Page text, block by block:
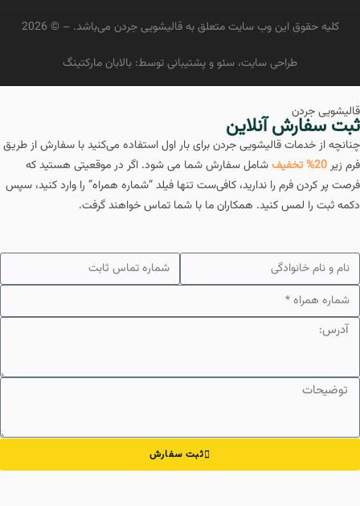
کلیه حقوق این وب سایت متعلق بهقالیشویی جردن می‌باشد. – © 2026
طراحی سایت، سئو و پشتیبانی توسط: بالابان مارکتینگ
قالیشویی جردن
ثبت سفارش آنلاین
چنانچه از خدمات قالیشویی جردن برای بار اول استفاده می‌کنید با سفارش از طریق
فرم زیر20% تخفیف
شامل سفارش شما می شود. اگر در موقعیتی هستید که
فرصت پر کردن فرم را ندارید، کافی‌ست تنها فیلد “شماره همراه” را وارد کنید، سپس
دکمه ثبت را لمس کنید. همکاران ما با شما تماس خواهند گرفت.
ثبت سفارش